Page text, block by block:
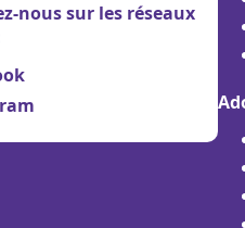
nous sur les réseaux